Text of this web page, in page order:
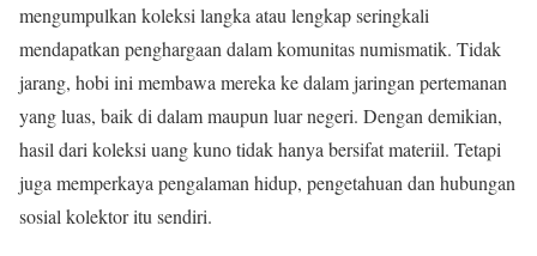
mengumpulkan koleksi langka atau lengkap seringkali
mendapatkan penghargaan dalam komunitas numismatik. Tidak
jarang, hobi ini membawa mereka ke dalam jaringan pertemanan
yang luas, baik di dalam maupun luar negeri. Dengan demikian,
hasil dari koleksi uang kuno tidak hanya bersifat materiil. Tetapi
juga memperkaya pengalaman hidup, pengetahuan dan hubungan
sosial kolektor itu sendiri.